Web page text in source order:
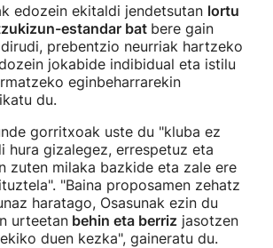
edozein ekitaldi jendetsutan lortu
estandar bat bere gain
prebentzio neurriak hartzeko
jokabide indibidual eta istilu
eginbeharrarekin
du.
gorritxoak uste du "kluba ez
hura gizalegez, errespetuz eta
zuten milaka bazkide eta zale ere
"Baina proposamen zehatz
haratago, Osasunak ezin du
urteetan behin eta berriz jasotzen
duen kezka", gaineratu du.